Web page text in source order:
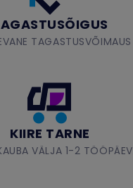
TAGASTUSVÕIMAUS
KIIRE TARNE
VÄLJA 1-2